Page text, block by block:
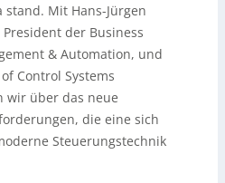
stand. Mit Hans-Jürgen
President der Business
& Automation, und
Control Systems
wir über das neue
die eine sich
Steuerungstechnik